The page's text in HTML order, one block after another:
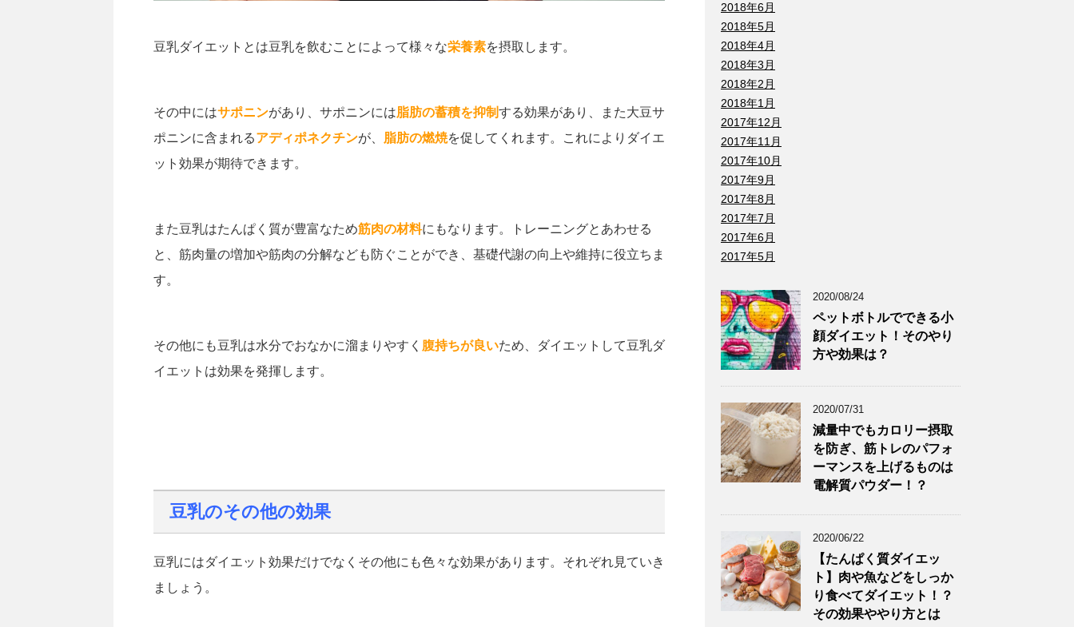
豆乳ダイエットとは豆乳を飲むことによって様々な栄養素を摂取します。
その中にはサポニンがあり、サポニンには脂肪の蓄積を抑制する効果があり、また大豆サ
ポニンに含まれるアディポネクチンが、 脂肪の燃焼を促してくれます。これによりダイエ
ット効果が期待できます。
また豆乳はたんぱく質が豊富なため筋肉の材料にもなります。トレーニングとあわせる
と、筋肉量の増加や筋肉の分解なども防ぐことができ、基礎代謝の向上や維持に役立ちま
す。
その他にも豆乳は水分でおなかに溜まりやすく 腹持ちが良いため、ダイエットして豆乳ダ
イエットは効果を発揮します。
豆乳のその他の効果
豆乳にはダイエット効果だけでなくその他にも色々な効果があります。それぞれ見ていき
ましょう。
2018年6月
2018年5月
2018年4月
2018年3月
2018年2月
2018年1月
2017年12月
2017年11月
2017年10月
2017年9月
2017年8月
2017年7月
2017年6月
2017年5月
2020/08/24
ペットボトルでできる小
顔ダイエット！そのやり
方や効果は？
2020/07/31
減量中でもカロリー摂取
を防ぎ、筋トレのパフォ
ーマンスを上げるものは
電解質パウダー！？
2020/06/22
【たんぱく質ダイエッ
ト】肉や魚などをしっか
り食べてダイエット！？
その効果ややり方とは